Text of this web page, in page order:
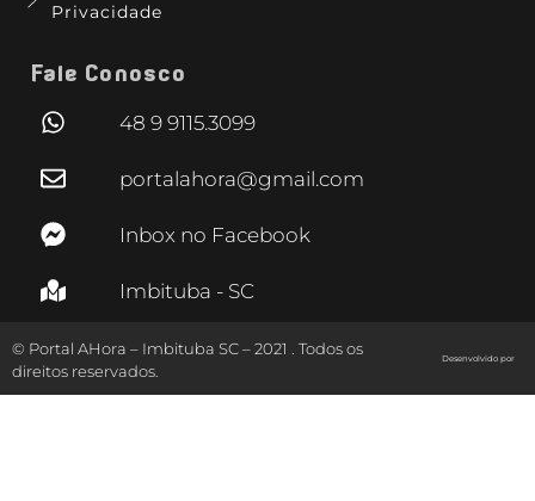
Privacidade
Fale Conosco
48 9 9115.3099
portalahora@gmail.com
Inbox no Facebook
Imbituba - SC
© Portal AHora – Imbituba SC – 2021 . Todos os
direitos reservados.
Desenvolvido por